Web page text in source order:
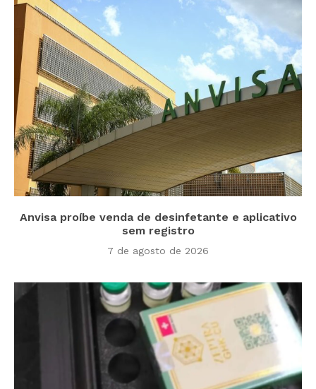
Anvisa proíbe venda de desinfetante e aplicativo
sem registro
7 de agosto de 2026